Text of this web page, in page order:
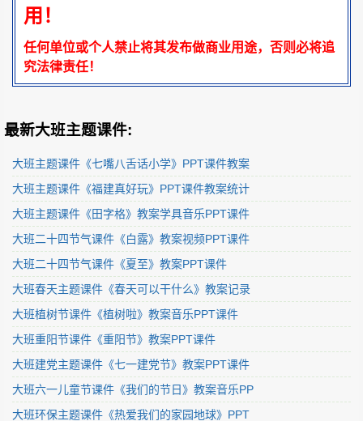
用！
任何单位或个人禁止将其发布做商业用途，否则必将追
究法律责任！
最新大班主题课件:
大班主题课件《七嘴八舌话小学》PPT课件教案
大班主题课件《福建真好玩》PPT课件教案统计
大班主题课件《田字格》教案学具音乐PPT课件
大班二十四节气课件《白露》教案视频PPT课件
大班二十四节气课件《夏至》教案PPT课件
大班春天主题课件《春天可以干什么》教案记录
大班植树节课件《植树啦》教案音乐PPT课件
大班重阳节课件《重阳节》教案PPT课件
大班建党主题课件《七一建党节》教案PPT课件
大班六一儿童节课件《我们的节日》教案音乐PP
大班环保主题课件《热爱我们的家园地球》PPT